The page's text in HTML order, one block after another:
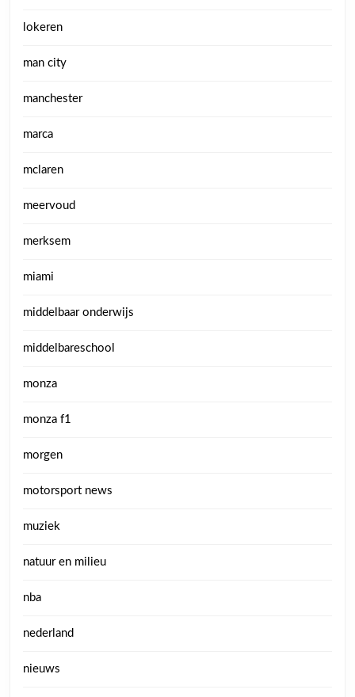
lokeren
man city
manchester
marca
mclaren
meervoud
merksem
miami
middelbaar onderwijs
middelbareschool
monza
monza f1
morgen
motorsport news
muziek
natuur en milieu
nba
nederland
nieuws